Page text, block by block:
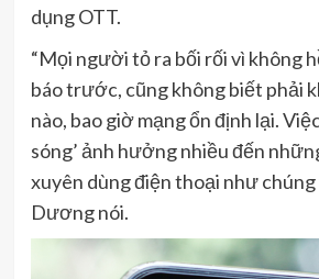
dụng OTT.
“Mọi người tỏ ra bối rối vì không
báo trước, cũng không biết phải
nào, bao giờ mạng ổn định lại.
sóng’ ảnh hưởng nhiều đến
xuyên dùng điện thoại như chúng
Dương nói.